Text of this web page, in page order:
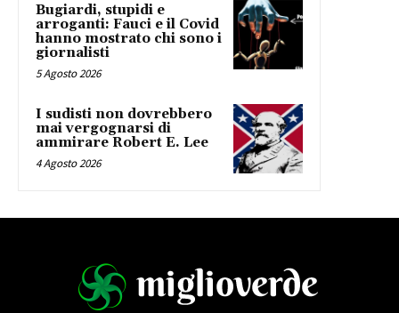
Bugiardi, stupidi e
arroganti: Fauci e il Covid
hanno mostrato chi sono i
giornalisti
5 Agosto 2026
I sudisti non dovrebbero
mai vergognarsi di
ammirare Robert E. Lee
4 Agosto 2026